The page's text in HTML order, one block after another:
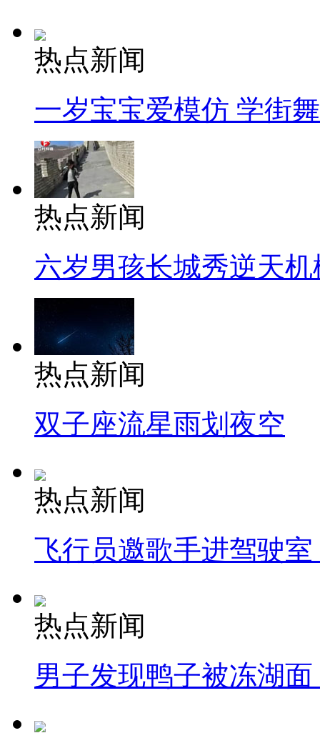
热点新闻
一岁宝宝爱模仿 学街
热点新闻
六岁男孩长城秀逆天机
热点新闻
双子座流星雨划夜空
热点新闻
飞行员邀歌手进驾驶
热点新闻
男子发现鸭子被冻湖